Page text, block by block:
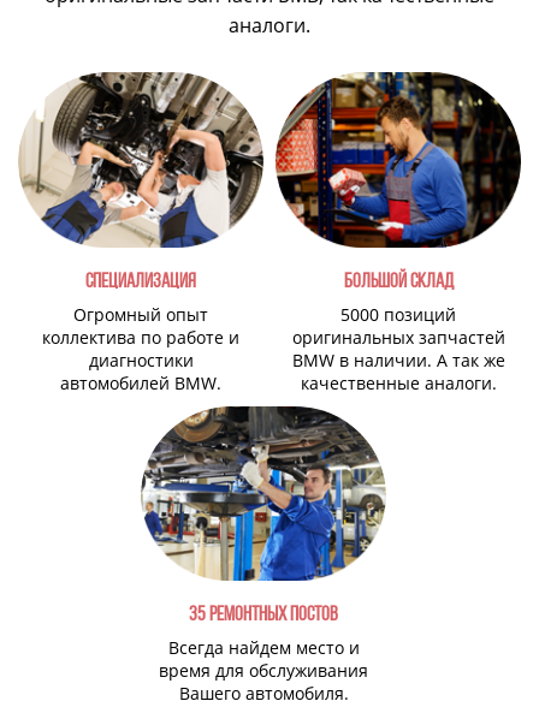
аналоги.
СПЕЦИАЛИЗАЦИЯ
Огромный опыт
коллектива по работе и
диагностики
автомобилей BMW.
БОЛЬШОЙ СКЛАД
5000 позиций
оригинальных запчастей
BMW в наличии. А так же
качественные аналоги.
35 РЕМОНТНЫХ ПОСТОВ
Всегда найдем место и
время для обслуживания
Вашего автомобиля.